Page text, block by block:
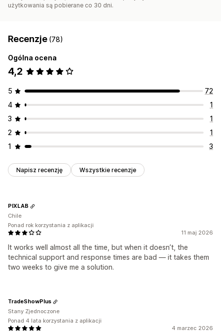
użytkowania są pobierane co 30 dni.
Recenzje (78)
Ogólna ocena
4,2
5
72
4
1
3
1
2
1
1
3
Napisz recenzję Wszystkie recenzje
11 maj 2026
It works well almost all the time, but when it doesn’t, the
technical support and response times are bad — it takes them
two weeks to give me a solution.
PIXLAB
Chile
Ponad rok korzystania z aplikacji
4 marzec 2026
TradeShowPlus
Stany Zjednoczone
Ponad 4 lata korzystania z aplikacji